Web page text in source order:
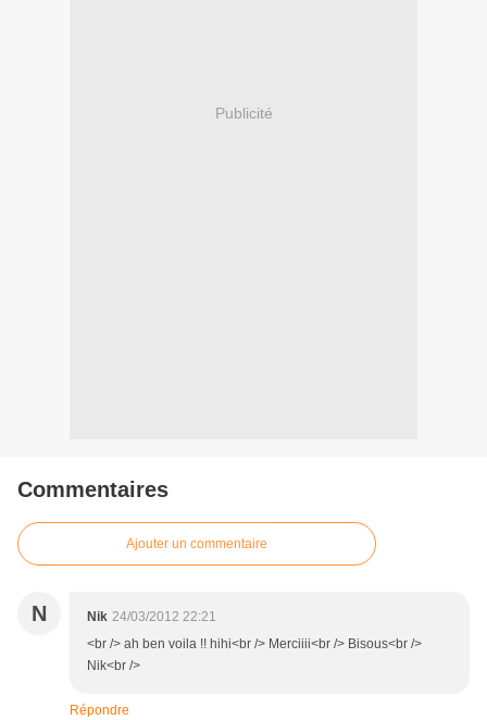
Publicité
Commentaires
Ajouter un commentaire
N Nik 24/03/2012 22:21
<br /> ah ben voila !! hihi<br /> Merciiii<br /> Bisous<br />
Nik<br />
Répondre